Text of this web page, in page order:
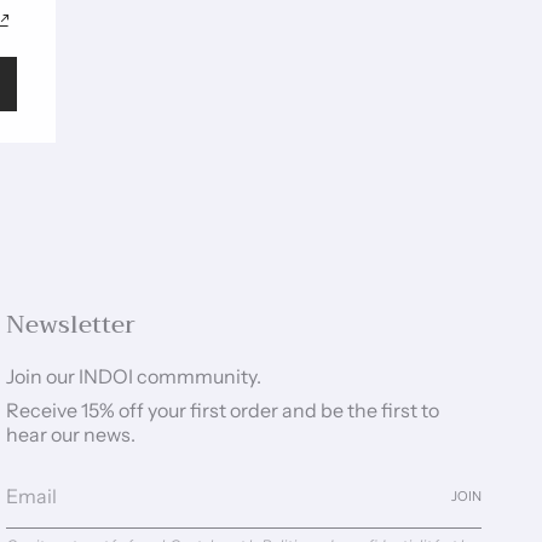
Newsletter
Join our INDOI commmunity.
Receive 15% off your first order and be the first to
hear our news.
JOIN